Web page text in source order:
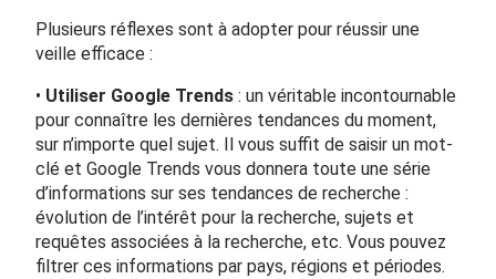
Plusieurs réflexes sont à adopter pour réussir une
veille efficace :
• Utiliser Google Trends : un véritable incontournable
pour connaître les dernières tendances du moment,
sur n’importe quel sujet. Il vous suffit de saisir un mot-
clé et Google Trends vous donnera toute une série
d’informations sur ses tendances de recherche :
évolution de l’intérêt pour la recherche, sujets et
requêtes associées à la recherche, etc. Vous pouvez
filtrer ces informations par pays, régions et périodes.